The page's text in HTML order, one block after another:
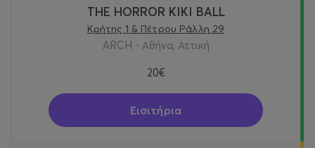
THE HORROR KIKI BALL
Κρήτης 1 & Πέτρου Ράλλη 29
ARCH - Αθήνα, Αττική
20€
Εισιτήρια